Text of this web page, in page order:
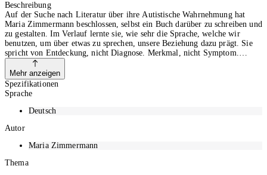
Beschreibung
Auf der Suche nach Literatur über ihre Autistische Wahrnehmung hat
Maria Zimmermann beschlossen, selbst ein Buch darüber zu schreiben und
zu gestalten. Im Verlauf lernte sie, wie sehr die Sprache, welche wir
benutzen, um über etwas zu sprechen, unsere Beziehung dazu prägt. Sie
spricht von Entdeckung, nicht Diagnose. Merkmal, nicht Symptom.
Autistisch sein, nicht Autismus haben. Im Spektrum, nicht auf dem
Spektrum. Sensorische Sensibilität, nicht sensorische
Verarbeitungsstörung. Eigenheit, nicht Schwierigkeit. Anders, nicht
falsch.
Mehr anzeigen
Spezifikationen
Sprache
Deutsch
Autor
Maria Zimmermann
Thema